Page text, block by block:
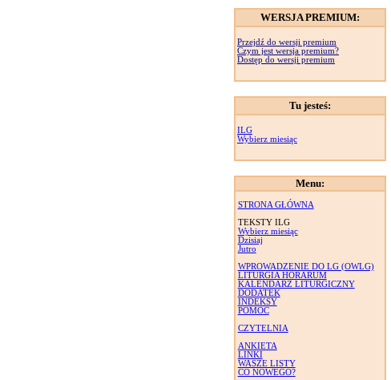
WERSJA PREMIUM:
Przejdź do wersji premium
Czym jest wersja premium?
Dostęp do wersji premium
Tu jesteś:
ILG
Wybierz miesiąc
Menu:
STRONA GŁÓWNA
TEKSTY ILG
Wybierz miesiąc
Dzisiaj
Jutro
WPROWADZENIE DO LG (OWLG)
LITURGIA HORARUM
KALENDARZ LITURGICZNY
DODATEK
INDEKSY
POMOC
CZYTELNIA
ANKIETA
LINKI
WASZE LISTY
CO NOWEGO?